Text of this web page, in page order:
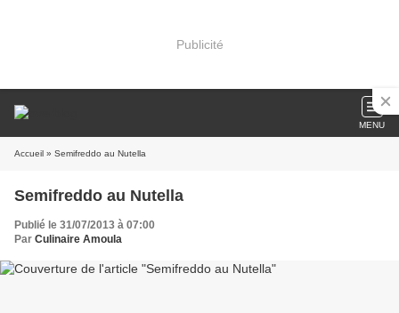
Publicité
MENU
Accueil » Semifreddo au Nutella
Semifreddo au Nutella
Publié le 31/07/2013 à 07:00
Par Culinaire Amoula